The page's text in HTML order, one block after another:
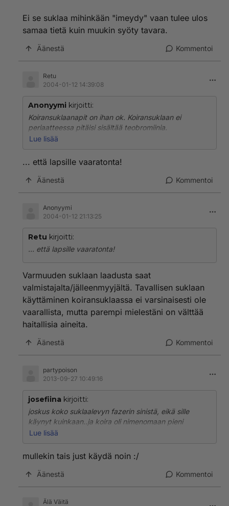
Ei se suklaa mihinkään "imeydy" vaan tulee ulos
samaa tietä kuin muukin syöty tavara.
Äänestä Kommentoi
Retu
2004-01-12 14:39:08
Anonyymi kirjoitti:
Koiransuklaanapit on ihan ok. Koiransuklaan ei
periaatteessa pitäisi sisältää teobromiinia.
eriä nimittäin käytetään edelleen koirille tarkoitetuissa
herkuissa.
suklaata.
vaaratonta?
Lue lisää
... että lapsille vaaratonta!
Äänestä Kommentoi
Anonyymi
2004-01-12 21:13:25
Retu kirjoitti:
... että lapsille vaaratonta!
Varmuuden suklaan laadusta saat
valmistajalta/jälleenmyyjältä. Tavallisen suklaan
käyttäminen koiransuklaassa ei varsinaisesti ole
vaarallista, mutta parempi mielestäni on välttää
haitallisia aineita.
Äänestä Kommentoi
partypoison
2013-09-27 10:49:16
josefiina kirjoitti:
joskus koko suklaalevyn fazerin sinistä, eikä sille
käynyt kuinkaan..ja koira oli nimenomaan pieni
kokoinen.
levyn mun pöydältä. et ei se kai niin myrkkyy oo kuin
Lue lisää
mullekin tais just käydä noin :/
Äänestä Kommentoi
Älä Väitä